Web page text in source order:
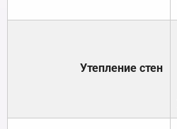
Утепление стен